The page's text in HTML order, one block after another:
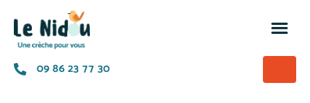
09 86 23 77 30